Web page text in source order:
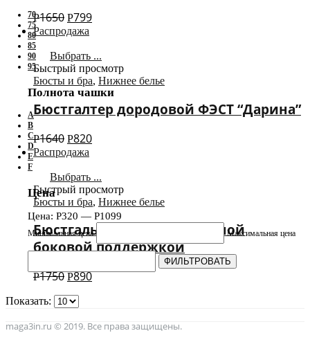
70
75
80
85
90
95
Полнота чашки
A
B
C
D
E
F
Цена
Цена: Р320 — Р1099
Минимальная цена Максимальная цена
ФИЛЬТРОВАТЬ
Р1650 Р799
Распродажа
Выбрать ...
Быстрый просмотр
Бюсты и бра, Нижнее белье
Бюстгалтер дородовой ФЭСТ “Дарина”
Р1640 Р820
Распродажа
Выбрать ...
Быстрый просмотр
Бюсты и бра, Нижнее белье
Бюстгальтер Bliss с усиленной
боковой поддержкой
Р1750 Р890
Показать:
maga3in.ru © 2019. Все права защищены.